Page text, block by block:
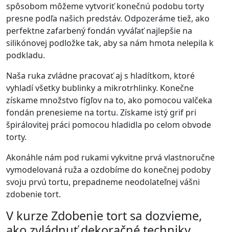
spôsobom môžeme vytvoriť konečnú podobu torty
presne podľa našich predstáv. Odpozeráme tiež, ako
perfektne zafarbený fondán vyváľať najlepšie na
silikónovej podložke tak, aby sa nám hmota nelepila k
podkladu.
Naša ruka zvládne pracovať aj s hladítkom, ktoré
vyhladí všetky bublinky a mikrotrhlinky. Konečne
získame množstvo fígľov na to, ako pomocou valčeka
fondán prenesieme na tortu. Získame istý grif pri
špirálovitej práci pomocou hladidla po celom obvode
torty.
Akonáhle nám pod rukami vykvitne prvá vlastnoručne
vymodelovaná ruža a ozdobíme do konečnej podoby
svoju prvú tortu, prepadneme neodolateľnej vášni
zdobenie tort.
V kurze Zdobenie tort sa dozvieme,